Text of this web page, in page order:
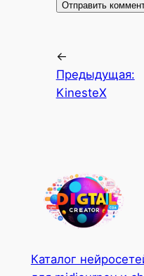
←
Предыдущая:
KinesteX
Каталог